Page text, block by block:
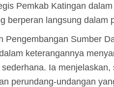
Pemkab Katingan
berperan langsung dalam
Pengembangan Sumber
keterangannya
Ia
perundang-undangan